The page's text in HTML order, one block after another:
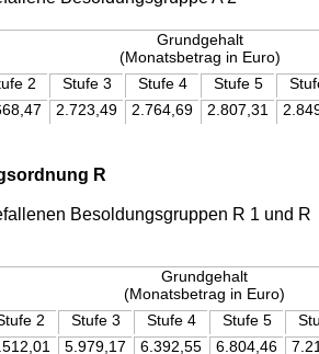
Grundgehalt
(Monatsbetrag in Euro)
2 Stufe 3 Stufe 4 Stufe 5
2.723,49 2.764,69 2.807,31
R
Besoldungsgruppen R 1 und R
Grundgehalt
(Monatsbetrag in Euro)
2 Stufe 3 Stufe 4 Stufe 5
5.979,17 6.392,55 6.804,46